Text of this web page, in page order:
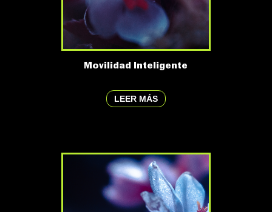
Movilidad Inteligente
LEER MÁS